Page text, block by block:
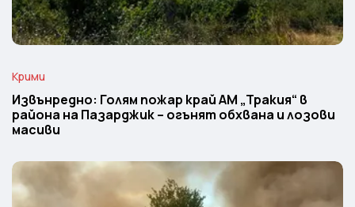
Крими
Извънредно: Голям пожар край АМ „Тракия“ в
района на Пазарджик – огънят обхвана и лозови
масиви